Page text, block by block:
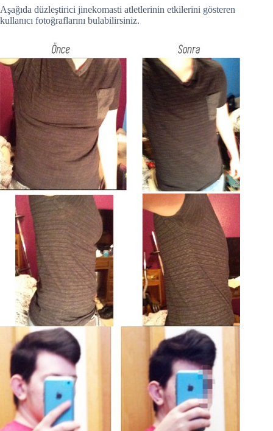
Aşağıda düzleştirici jinekomasti atletlerinin etkilerini gösteren
kullanıcı fotoğraflarını bulabilirsiniz.